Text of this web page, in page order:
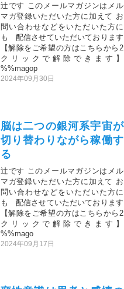
辻です このメールマガジンはメル
マガ登録いただいた方に加えて お
問い合わせなどをいただいた方に
も 配信させていただいております
【解除をご希望の方はこちらから2
クリックで解除できます】
%%magop
2024年09月30日
脳は二つの銀河系宇宙が
切り替わりながら稼働す
る
辻です このメールマガジンはメル
マガ登録いただいた方に加えて お
問い合わせなどをいただいた方に
も 配信させていただいております
【解除をご希望の方はこちらから2
クリックで解除できます】
%%mago
2024年09月17日